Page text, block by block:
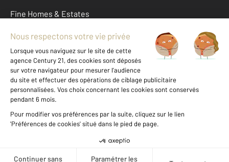
Fine Homes & Estates
À propos
International
Nous contacter
Données personnelles